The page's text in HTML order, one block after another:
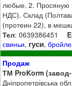
любые. 2. Просяную
НДС). Склад
(протеин 22), в
Тел: 0639386451
свиньи, гуси,
Продаж
ТМ ProKorm
Дніпропетрівська обл.